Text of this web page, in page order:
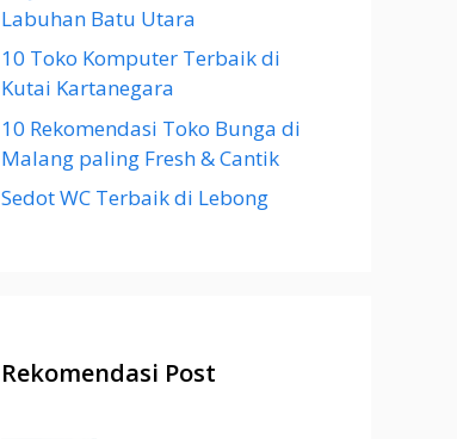
Labuhan Batu Utara
10 Toko Komputer Terbaik di
Kutai Kartanegara
10 Rekomendasi Toko Bunga di
Malang paling Fresh & Cantik
Sedot WC Terbaik di Lebong
Rekomendasi Post